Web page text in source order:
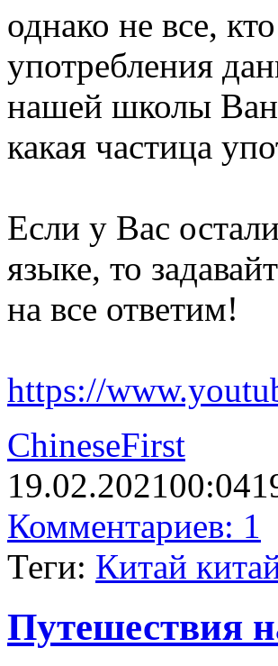
однако не все,
употребления
нашей школы Ван
какая частица
Если у Вас
языке, то
на все ответим!
https://
ChineseFirst
19.02.202100:04
Комментариев: 1
Теги: Китай
Путешествия